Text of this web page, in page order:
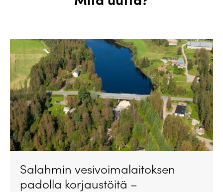
Salahmin vesivoimalaitoksen
padolla korjaustöitä –